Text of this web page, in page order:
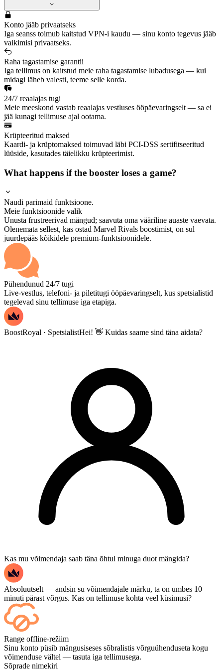
Konto jääb privaatseks
Iga seanss toimub kaitstud VPN-i kaudu — sinu konto tegevus jääb
vaikimisi privaatseks.
Raha tagastamise garantii
Iga tellimus on kaitstud meie raha tagastamise lubadusega — kui
midagi läheb valesti, teeme selle korda.
24/7 reaalajas tugi
Meie meeskond vastab reaalajas vestluses ööpäevaringselt — sa ei
jää kunagi tellimuse ajal ootama.
Krüpteeritud maksed
Kaardi- ja krüptomaksed toimuvad läbi PCI-DSS sertifitseeritud
lüüside, kasutades täielikku krüpteerimist.
What happens if the booster loses a game?
Naudi parimaid funktsioone.
Meie funktsioonide valik
Unusta frustreerivad mängud; saavuta oma vääriline auaste vaevata.
Olenemata sellest, kas ostad Marvel Rivals boostimist, on sul
juurdepääs kõikidele premium-funktsioonidele.
Pühendunud 24/7 tugi
Live-vestlus, telefoni- ja piletitugi ööpäevaringselt, kus spetsialistid
tegelevad sinu tellimuse iga etapiga.
BoostRoyal · SpetsialistHei! 👋 Kuidas saame sind täna aidata?
Kas mu võimendaja saab täna õhtul minuga duot mängida?
Absoluutselt — andsin su võimendajale märku, ta on umbes 10
minuti pärast võrgus. Kas on tellimuse kohta veel küsimusi?
Jah – iga matš ilmub sinu juhtpaneelile kohe pärast selle lõppemist,
ja kui soovid mänge ise vaadata, lisa kassas Streaming.
Range offline-režiim
Sinu konto püsib mängusiseses sõbralistis võrguühenduseta kogu
võimenduse vältel — tasuta iga tellimusega.
Sõprade nimekiri